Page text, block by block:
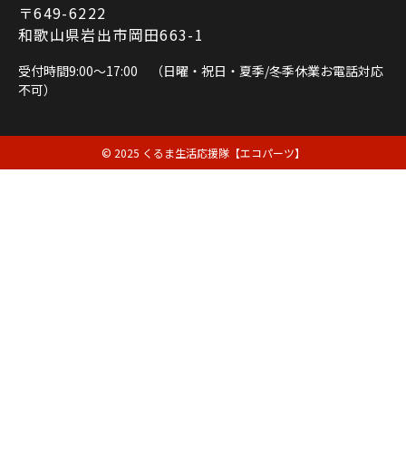
〒649-6222
和歌山県岩出市岡田663-1
受付時間9:00～17:00 （日曜・祝日・夏季/冬季休業お電話対応
不可）
© 2025 くるま生活応援隊【エコパーツ】